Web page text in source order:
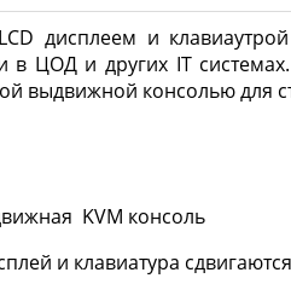
дисплеем и
в ЦОД и других IT
выдвижной консолью для
KVM консоль
и клавиатура